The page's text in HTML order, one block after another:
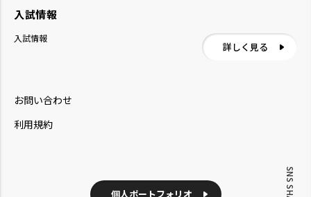
お問い合わせ
利用規約
個人ポートフォリオ
入試情報
入試情報
詳しく見る